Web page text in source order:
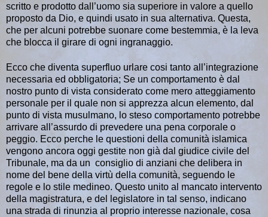
scritto e prodotto dall’uomo sia superiore in valore a quello
proposto da Dio, e quindi usato in sua alternativa. Questa,
che per alcuni potrebbe suonare come bestemmia, è la leva
che blocca il girare di ogni ingranaggio.
Ecco che diventa superfluo urlare cosi tanto all’integrazione
necessaria ed obbligatoria; Se un comportamento è dal
nostro punto di vista considerato come mero atteggiamento
personale per il quale non si apprezza alcun elemento, dal
punto di vista musulmano, lo steso comportamento potrebbe
arrivare all’assurdo di prevedere una pena corporale o
peggio. Ecco perche le questioni della comunità islamica
vengono ancora oggi gestite non già dal giudice civile del
Tribunale, ma da un consiglio di anziani che delibera in
nome del bene della virtù della comunità, seguendo le
regole e lo stile medineo. Questo unito al mancato intervento
della magistratura, e del legislatore in tal senso, indicano
una strada di rinunzia al proprio interesse nazionale, cosa